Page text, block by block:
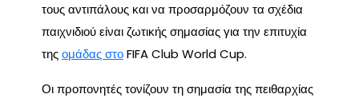
τους αντιπάλους και να προσαρμόζουν τα σχέδια
παιχνιδιού είναι ζωτικής σημασίας για την επιτυχία
τηςομάδας στοFIFA Club World Cup.
Οι προπονητές τονίζουν τη σημασία της πειθαρχίας